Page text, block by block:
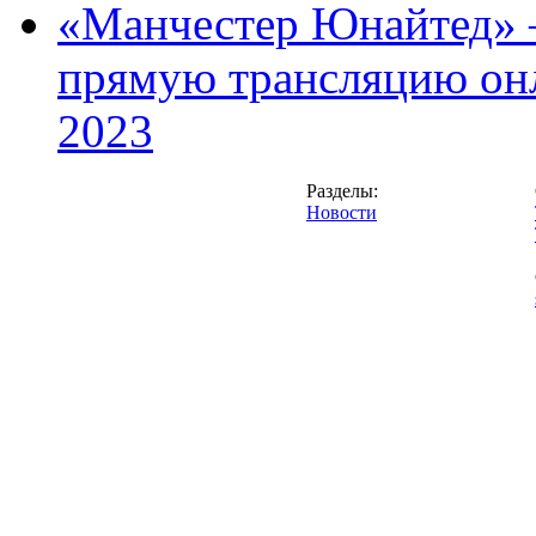
«Манчестер Юнайтед»
прямую трансляцию
2023
Разделы:
Новости